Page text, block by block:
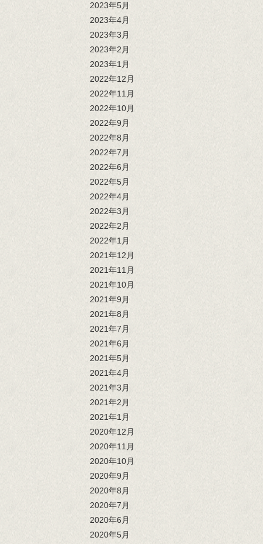
2023年5月
2023年4月
2023年3月
2023年2月
2023年1月
2022年12月
2022年11月
2022年10月
2022年9月
2022年8月
2022年7月
2022年6月
2022年5月
2022年4月
2022年3月
2022年2月
2022年1月
2021年12月
2021年11月
2021年10月
2021年9月
2021年8月
2021年7月
2021年6月
2021年5月
2021年4月
2021年3月
2021年2月
2021年1月
2020年12月
2020年11月
2020年10月
2020年9月
2020年8月
2020年7月
2020年6月
2020年5月